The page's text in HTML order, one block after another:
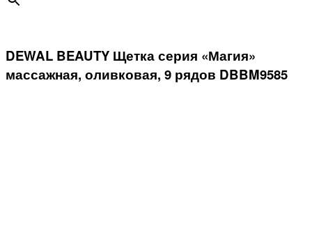
DEWAL BEAUTY Щетка серия «Магия»
массажная, оливковая, 9 рядов DBBM9585